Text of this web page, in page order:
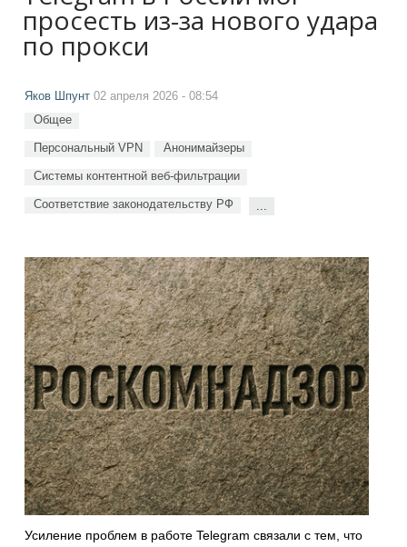
просесть из-за нового удара
по прокси
Яков Шпунт 02 апреля 2026 - 08:54
Общее
Персональный VPN Анонимайзеры
Системы контентной веб-фильтрации
Соответствие законодательству РФ ...
Усиление проблем в работе Telegram связали с тем, что